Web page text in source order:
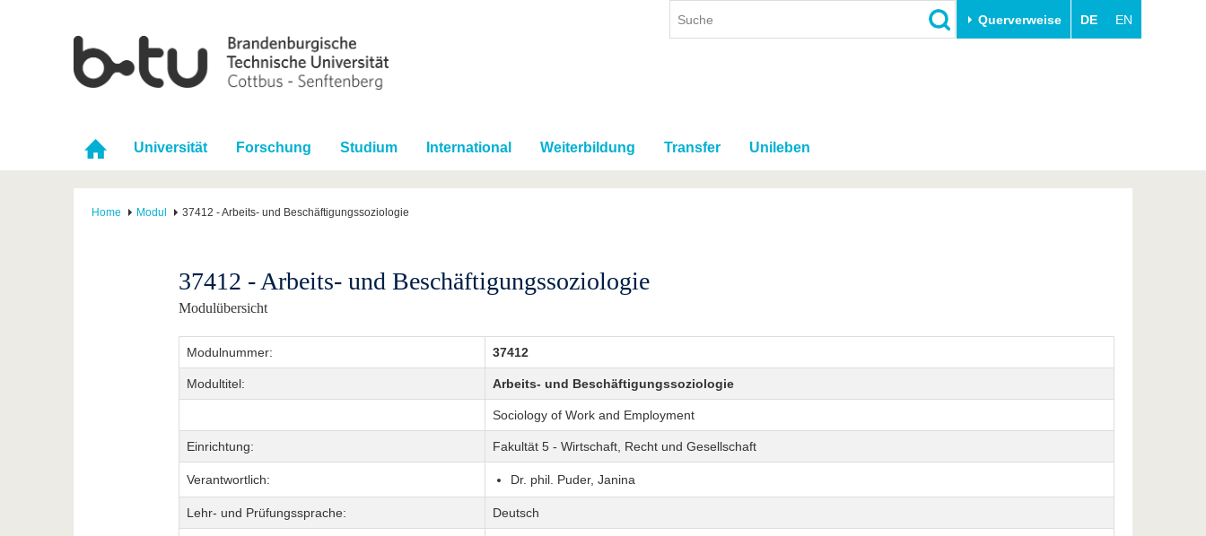
Querverweise DE EN
Universität Forschung Studium International Weiterbildung Transfer Unileben
Home Modul 37412 - Arbeits- und Beschäftigungssoziologie
37412 - Arbeits- und Beschäftigungssoziologie
Modulübersicht
Modulnummer: 37412
Modultitel: Arbeits- und Beschäftigungssoziologie
Sociology of Work and Employment
Einrichtung: Fakultät 5 - Wirtschaft, Recht und Gesellschaft
Verantwortlich: Dr. phil. Puder, Janina
Lehr- und Prüfungssprache: Deutsch